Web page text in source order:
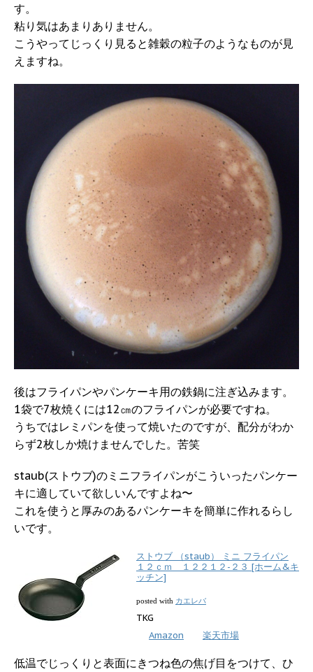
す。
粘り気はあまりありません。
こうやってじっくり見ると雑穀の粒子のようなものが見
えますね。
後はフライパンやパンケーキ用の鉄鍋に注ぎ込みます。
1袋で7枚焼くには12㎝のフライパンが必要ですね。
うちではレミパンを使って焼いたのですが、配分がわか
らず2枚しか焼けませんでした。苦笑
staub(ストウブ)のミニフライパンがこういったパンケー
キに適していて欲しいんですよね〜
これを使うと厚みのあるパンケーキを簡単に作れるらし
いです。
ストウブ （staub） ミニ フライパン
１２ｃｍ １２２１２-２３ [ホーム&キ
ッチン]
posted with カエレバ
TKG
Amazon
楽天市場
低温でじっくりと表面にきつね色の焦げ目をつけて、ひ